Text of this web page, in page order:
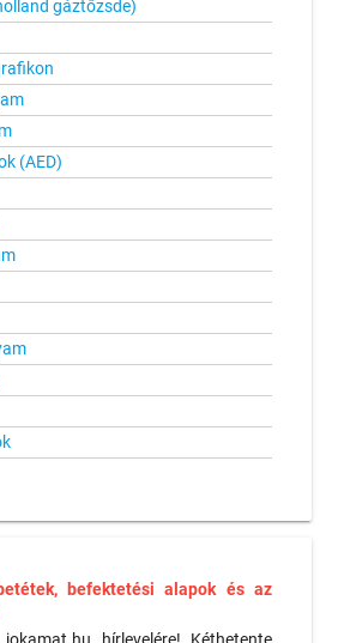
gáztőzsde)
(AED)
befektetési alapok és az
hírlevelére! Kéthetente